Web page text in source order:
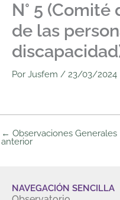
N° 5
de las
Por Jusfem / 23/03/2024
← Observaciones Generales
anterior
NAVEGACIÓN SENCILLA